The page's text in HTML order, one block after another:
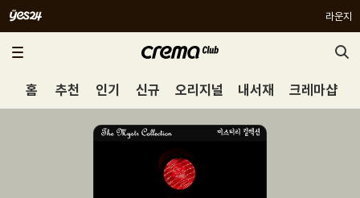
라운지
홈 추천 인기 신규 오리지널 내서재 크레마샵